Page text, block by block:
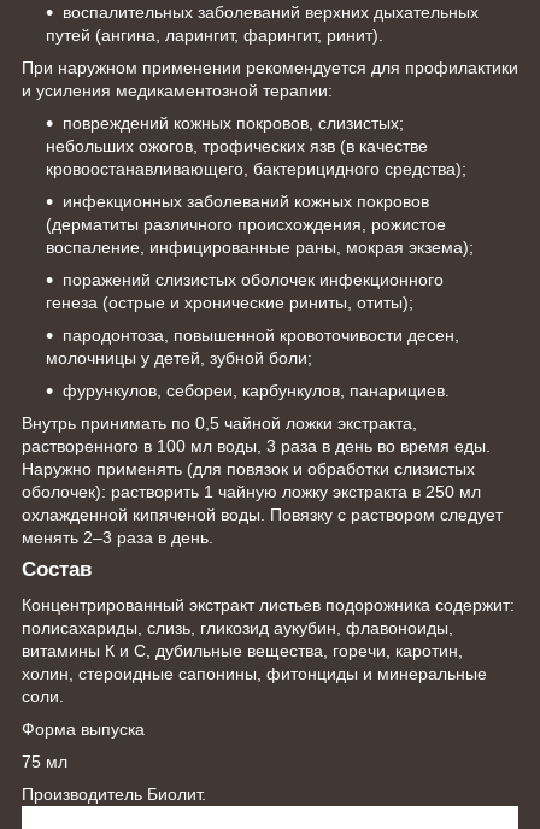
воспалительных заболеваний верхних дыхательных
путей (ангина, ларингит, фарингит, ринит).
При наружном применении рекомендуется для профилактики
и усиления медикаментозной терапии:
повреждений кожных покровов, слизистых;
небольших ожогов, трофических язв (в качестве
кровоостанавливающего, бактерицидного средства);
инфекционных заболеваний кожных покровов
(дерматиты различного происхождения, рожистое
воспаление, инфицированные раны, мокрая экзема);
поражений слизистых оболочек инфекционного
генеза (острые и хронические риниты, отиты);
пародонтоза, повышенной кровоточивости десен,
молочницы у детей, зубной боли;
фурункулов, себореи, карбункулов, панарициев.
Внутрь принимать по 0,5 чайной ложки экстракта,
растворенного в 100 мл воды, 3 раза в день во время еды.
Наружно применять (для повязок и обработки слизистых
оболочек): растворить 1 чайную ложку экстракта в 250 мл
охлажденной кипяченой воды. Повязку с раствором следует
менять 2–3 раза в день.
Состав
Концентрированный экстракт листьев подорожника содержит:
полисахариды, слизь, гликозид аукубин, флавоноиды,
витамины К и С, дубильные вещества, горечи, каротин,
холин, стероидные сапонины, фитонциды и минеральные
соли.
Форма выпуска
75 мл
Производитель Биолит.